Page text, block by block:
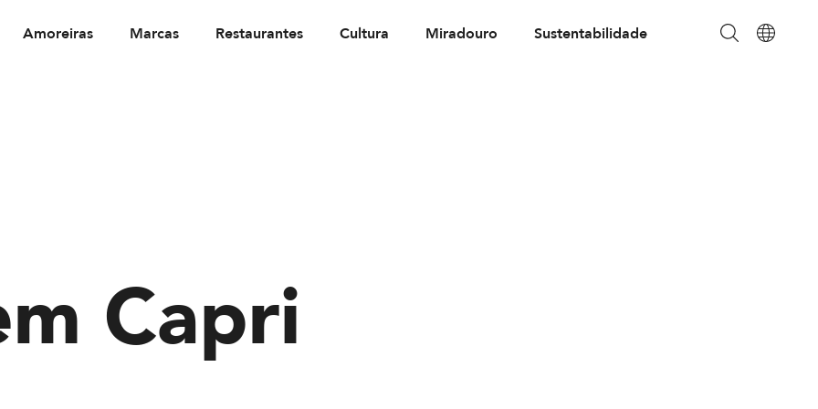
Amoreiras Marcas Restaurantes Cultura Miradouro Sustentabilidade
Capri